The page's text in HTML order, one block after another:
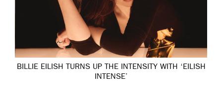
BILLIE EILISH TURNS UP THE INTENSITY WITH ‘EILISH
INTENSE’